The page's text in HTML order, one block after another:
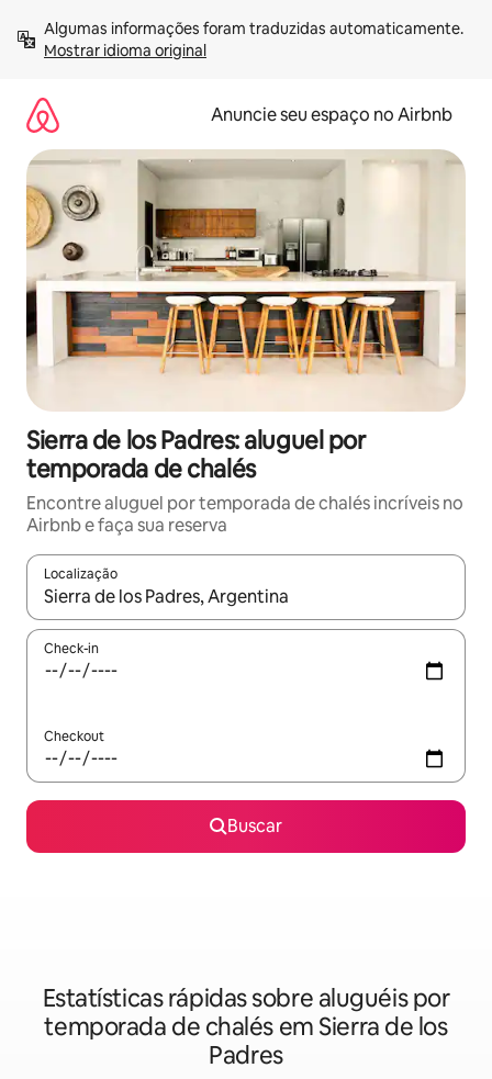
para
Mostrar idioma original
Anuncie seu espaço no Airbnb
Sierra de los Padres: aluguel por
temporada de chalés
Encontre aluguel por temporada de chalés incríveis no
Airbnb e faça sua reserva
Localização
Quando os resultados estiverem disponíveis, explore-os
Check-in
Checkout
Buscar
Estatísticas rápidas sobre aluguéis por
temporada de chalés em Sierra de los
Padres